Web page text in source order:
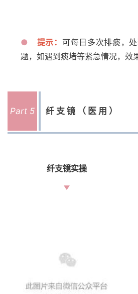
● 提示 ： 可每日多次排痰，
题，如遇到痰堵等紧急情况，效
Part 5 纤支镜（医用）
纤支镜实操